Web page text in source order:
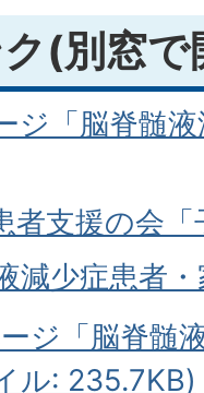
(別窓
ジ「脳脊髄
者支援の会
減少症患者
ジ「脳脊髄
ル: 235.7KB)